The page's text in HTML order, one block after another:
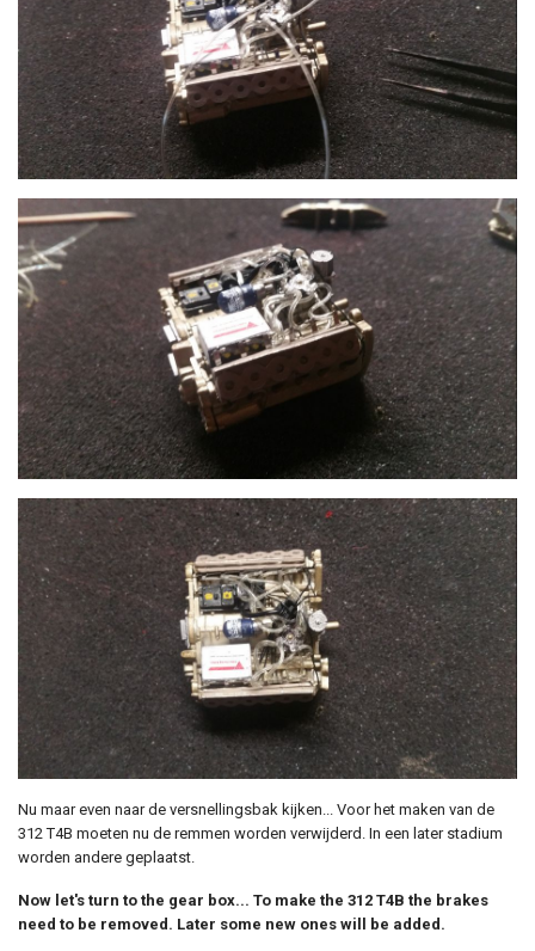
Nu maar even naar de versnellingsbak kijken... Voor het maken van de
312 T4B moeten nu de remmen worden verwijderd. In een later stadium
worden andere geplaatst.
Now let's turn to the gear box... To make the 312 T4B the brakes
need to be removed. Later some new ones will be added.